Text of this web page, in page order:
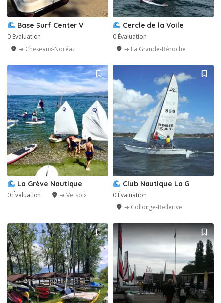
Base Surf Center V
0 Évaluation
➔ Cheseaux-Noréaz
Cercle de la Voile
0 Évaluation
➔ La Grande-Béroche
La Grève Nautique
0 Évaluation ➔ Versoix
Club Nautique La G
0 Évaluation
➔ Collonge-Bellerive